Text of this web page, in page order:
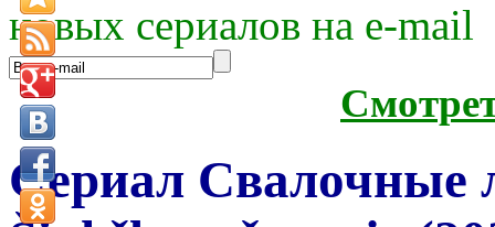
новых сериалов на e-mаil
Сериал